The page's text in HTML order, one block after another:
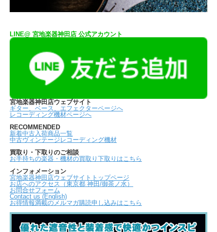
LINE@ 宮地楽器神田店 公式アカウント
宮地楽器神田店ウェブサイト
ギター、ベース、エフェクターページへ
レコーディング機材ページへ
RECOMMENDED
新着中古入荷商品一覧
中古ヴィンテージレコーディング機材
買取り・下取りのご相談
お手持ちの楽器・機材の買取り下取りはこちら
インフォメーション
宮地楽器神田店ウェブサイトトップページ
お店へのアクセス（東京都 神田/御茶ノ水）
お問合せフォーム
Contact us (English)
お得情報満載のメルマガ購読申し込みはこちら